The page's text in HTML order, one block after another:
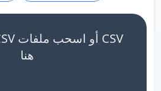
هنا